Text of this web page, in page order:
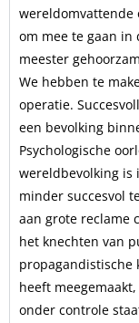
wereldomvattende
om mee te gaan in
meester
We hebben te
operatie.
een bevolking
Psychologische
wereldbevolking is
minder succesvol
aan grote reclame
het knechten van
propagandistische
heeft
onder controle